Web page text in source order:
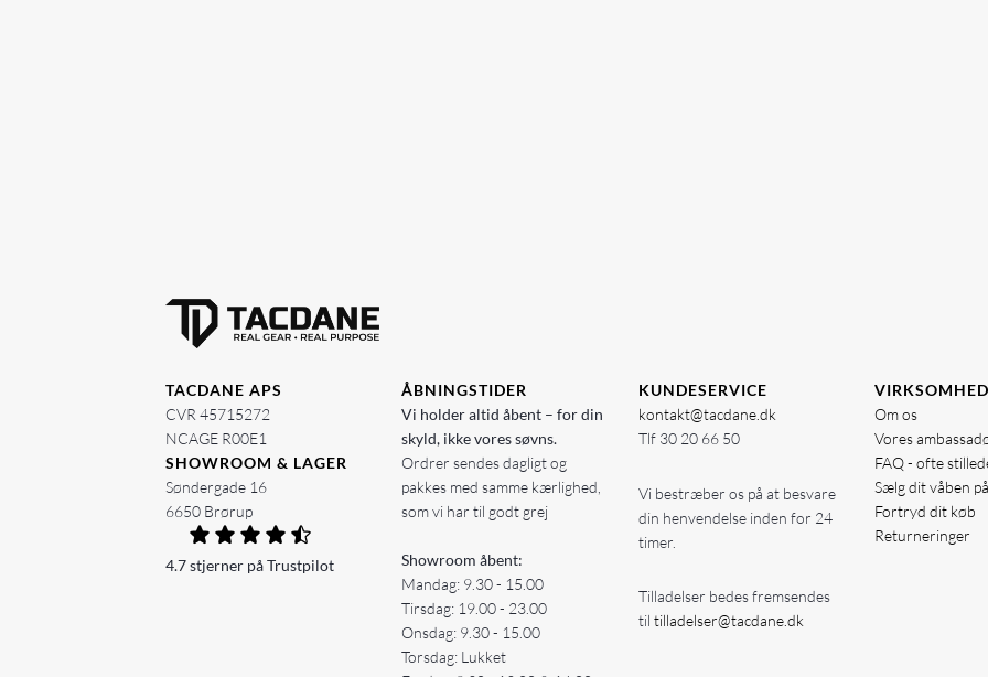
TACDANE APS
CVR 45715272
NCAGE R00E1
SHOWROOM & LAGER
Søndergade 16
6650 Brørup
4.7 stjerner på Trustpilot
ÅBNINGSTIDER
Vi holder altid åbent – for din
skyld, ikke vores søvns.
Ordrer sendes dagligt og
pakkes med samme kærlighed,
som vi har til godt grej
Showroom åbent:
Mandag: 9.30 - 15.00
Tirsdag: 19.00 - 23.00
Onsdag: 9.30 - 15.00
Torsdag: Lukket
KUNDESERVICE
kontakt@tacdane.dk
Tlf 30 20 66 50
Vi bestræber os på at besvare
din henvendelse inden for 24
timer.
Tilladelser bedes fremsendes
til tilladelser@tacdane.dk
Om os
Vores
FAQ - ofte
Sælg dit våben
Fortryd dit køb
Returneringer